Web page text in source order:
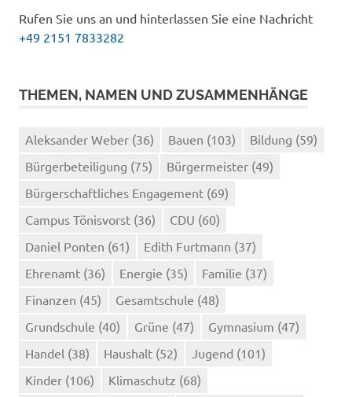
Rufen Sie uns an und hinterlassen Sie eine Nachricht
+49 2151 7833282
THEMEN, NAMEN UND ZUSAMMENHÄNGE
Aleksander Weber (36) Bauen (103) Bildung (59)
Bürgerbeteiligung (75) Bürgermeister (49)
Bürgerschaftliches Engagement (69)
Campus Tönisvorst (36) CDU (60)
Daniel Ponten (61) Edith Furtmann (37)
Ehrenamt (36) Energie (35) Familie (37)
Finanzen (45) Gesamtschule (48)
Grundschule (40) Grüne (47) Gymnasium (47)
Handel (38) Haushalt (52) Jugend (101)
Kinder (106) Klimaschutz (68)